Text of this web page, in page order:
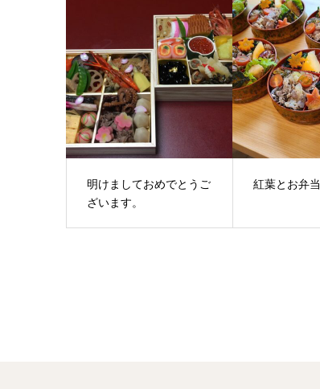
明けましておめでとうご
ざいます。
紅葉とお弁当